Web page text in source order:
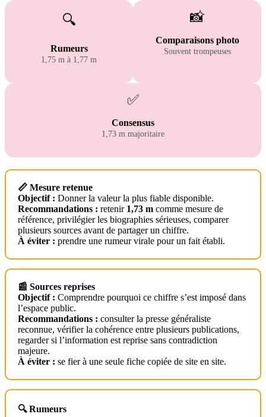
🔍
Rumeurs
1,75 m à 1,77 m
📸
Comparaisons photo
Souvent trompeuses
✅
Consensus
1,73 m majoritaire
📏 Mesure retenue
Objectif : Donner la valeur la plus fiable disponible.
Recommandations : retenir 1,73 m comme mesure de
référence, privilégier les biographies sérieuses, comparer
plusieurs sources avant de partager un chiffre.
À éviter : prendre une rumeur virale pour un fait établi.
📰 Sources reprises
Objectif : Comprendre pourquoi ce chiffre s’est imposé dans
l’espace public.
Recommandations : consulter la presse généraliste
reconnue, vérifier la cohérence entre plusieurs publications,
regarder si l’information est reprise sans contradiction
majeure.
À éviter : se fier à une seule fiche copiée de site en site.
🔍 Rumeurs